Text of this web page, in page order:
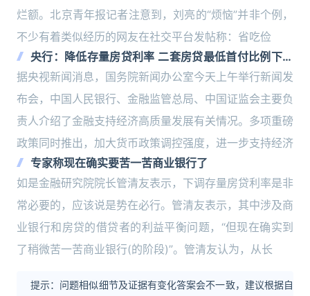
烂额。北京青年报记者注意到，刘亮的“烦恼”并非个例，
不少有着类似经历的网友在社交平台发帖称：省吃俭
央行：降低存量房贷利率 二套房贷最低首付比例下调
到15%
据央视新闻消息，国务院新闻办公室今天上午举行新闻发
布会，中国人民银行、金融监管总局、中国证监会主要负
责人介绍了金融支持经济高质量发展有关情况。多项重磅
政策同时推出，加大货币政策调控强度，进一步支持经济
专家称现在确实要苦一苦商业银行了
如是金融研究院院长管清友表示，下调存量房贷利率是非
常必要的，应该说是势在必行。管清友表示，其中涉及商
业银行和房贷的借贷者的利益平衡问题，“但现在确实到
了稍微苦一苦商业银行(的阶段)”。管清友认为，从长
提示：问题相似细节及证据有变化答案会不一致，建议根据自